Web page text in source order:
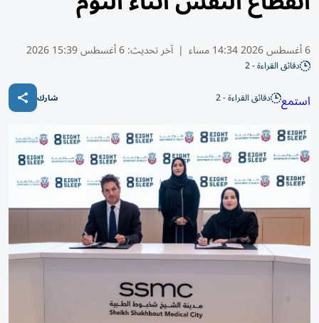
6 أغسطس 2026 14:34 مساء | آخر تحديث:6 أغسطس 15:39 2026
دقائق القراءة - 2
استمع دقائق القراءة - 2 شارك